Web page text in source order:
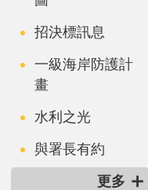
招決標訊息
一級海岸防護計
畫
水利之光
與署長有約
更多